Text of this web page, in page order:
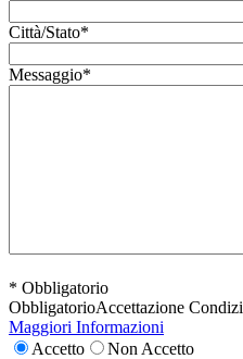
Città/Stato*
Messaggio*
* Obbligatorio
ObbligatorioAccettazione
Maggiori Informazioni
Accetto
Non Accetto